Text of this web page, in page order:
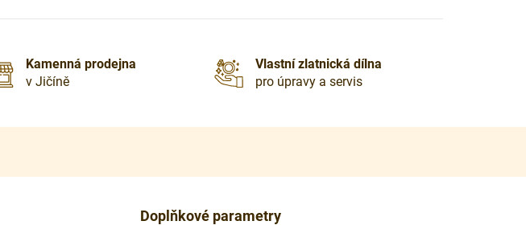
Kamenná prodejna
v Jičíně
Vlastní zlatnická dílna
pro úpravy a servis
Doplňkové parametry